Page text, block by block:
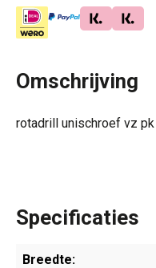
Omschrijving
rotadrill unischroef vz
Specificaties
Breedte: